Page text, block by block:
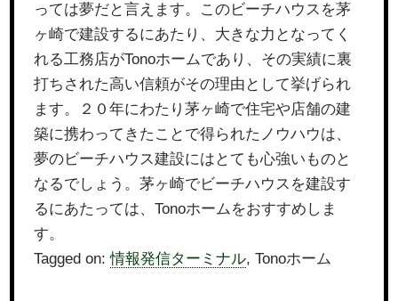
っては夢だと言えます。このビーチハウスを茅
ヶ崎で建設するにあたり、大きな力となってく
れる工務店がTonoホームであり、その実績に裏
打ちされた高い信頼がその理由として挙げられ
ます。２０年にわたり茅ヶ崎で住宅や店舗の建
築に携わってきたことで得られたノウハウは、
夢のビーチハウス建設にはとても心強いものと
なるでしょう。茅ヶ崎でビーチハウスを建設す
るにあたっては、Tonoホームをおすすめしま
す。
Tagged on:情報発信ターミナル, Tonoホーム